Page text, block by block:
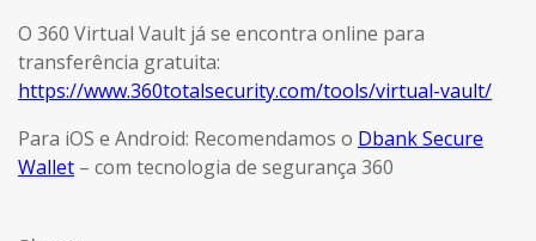
O 360 Virtual Vault já se encontra online para
transferência gratuita:
https://www.360totalsecurity.com/tools/virtual-vault/
Para iOS e Android: Recomendamos o Dbank Secure
Wallet – com tecnologia de segurança 360